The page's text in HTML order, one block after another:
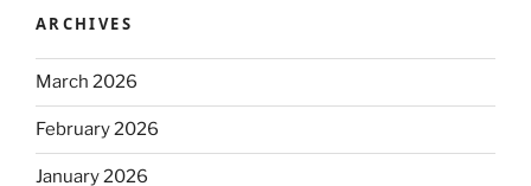
ARCHIVES
March 2026
February 2026
January 2026